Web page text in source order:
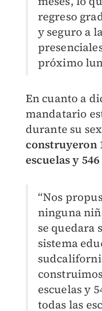
regreso
y seguro a
próximo
En cuanto a
mandatario
durante su
construyeron
escuelas y
“Nos
ninguna
se quedara
sistema
escuelas y
todas las